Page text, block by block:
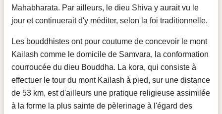
Mahabharata. Par ailleurs, le dieu Shiva y aurait vu le
jour et continuerait d'y méditer, selon la foi traditionnelle.
Les bouddhistes ont pour coutume de concevoir le mont
Kailash comme le domicile de Samvara, la conformation
courroucée du dieu Bouddha. La kora, qui consiste à
effectuer le tour du mont Kailash à pied, sur une distance
de 53 km, est d'ailleurs une pratique religieuse assimilée
à la forme la plus sainte de pèlerinage à l'égard des